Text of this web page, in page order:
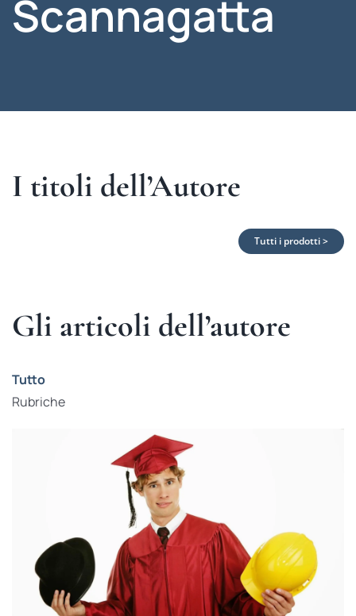
Scannagatta
I titoli dell’Autore
Tutti i prodotti >
Gli articoli dell’autore
Tutto
Rubriche